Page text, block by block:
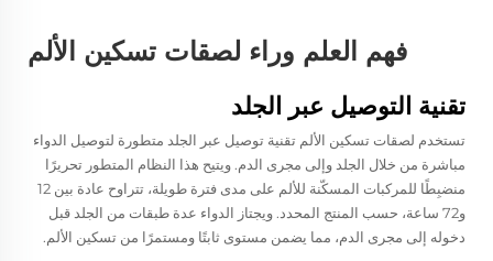
فهم العلم وراء لصقات تسكين الألم
تقنية التوصيل عبر الجلد
تستخدم لصقات تسكين الألم تقنية توصيل عبر الجلد متطورة لتوصيل الدواء
مباشرة من خلال الجلد وإلى مجرى الدم. ويتيح هذا النظام المتطور تحريرًا
منضبِطًا للمركبات المسكّنة للألم على مدى فترة طويلة، تتراوح عادة بين 12
و72 ساعة، حسب المنتج المحدد. ويجتاز الدواء عدة طبقات من الجلد قبل
دخوله إلى مجرى الدم، مما يضمن مستوى ثابتًا ومستمرًا من تسكين الألم.